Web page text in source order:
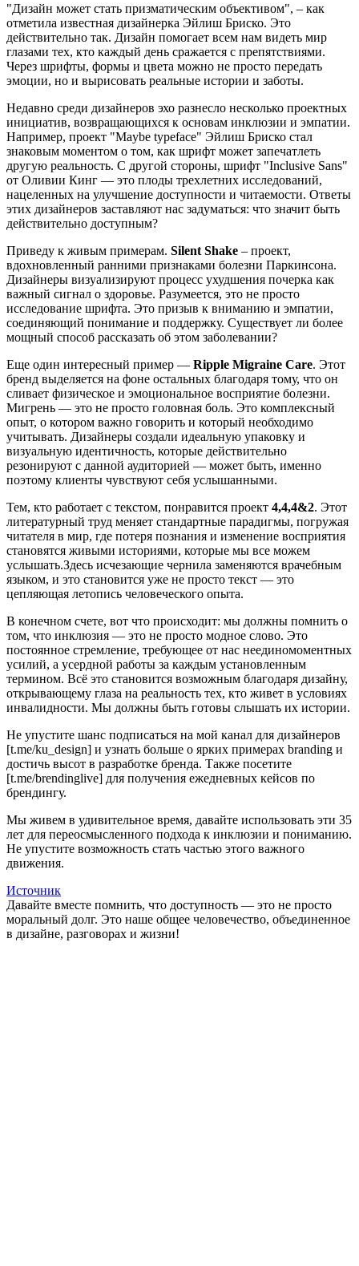
"Дизайн может стать призматическим объективом", – как
отметила известная дизайнерка Эйлиш Бриско. Это
действительно так. Дизайн помогает всем нам видеть мир
глазами тех, кто каждый день сражается с препятствиями.
Через шрифты, формы и цвета можно не просто передать
эмоции, но и вырисовать реальные истории и заботы.
Недавно среди дизайнеров эхо разнесло несколько проектных
инициатив, возвращающихся к основам инклюзии и эмпатии.
Например, проект "Maybe typeface" Эйлиш Бриско стал
знаковым моментом о том, как шрифт может запечатлеть
другую реальность. С другой стороны, шрифт "Inclusive Sans"
от Оливии Кинг — это плоды трехлетних исследований,
нацеленных на улучшение доступности и читаемости. Ответы
этих дизайнеров заставляют нас задуматься: что значит быть
действительно доступным?
Приведу к живым примерам. Silent Shake – проект,
вдохновленный ранними признаками болезни Паркинсона.
Дизайнеры визуализируют процесс ухудшения почерка как
важный сигнал о здоровье. Разумеется, это не просто
исследование шрифта. Это призыв к вниманию и эмпатии,
соединяющий понимание и поддержку. Существует ли более
мощный способ рассказать об этом заболевании?
Еще один интересный пример — Ripple Migraine Care. Этот
бренд выделяется на фоне остальных благодаря тому, что он
сливает физическое и эмоциональное восприятие болезни.
Мигрень — это не просто головная боль. Это комплексный
опыт, о котором важно говорить и который необходимо
учитывать. Дизайнеры создали идеальную упаковку и
визуальную идентичность, которые действительно
резонируют с данной аудиторией — может быть, именно
поэтому клиенты чувствуют себя услышанными.
Тем, кто работает с текстом, понравится проект 4,4,4&2. Этот
литературный труд меняет стандартные парадигмы, погружая
читателя в мир, где потеря познания и изменение восприятия
становятся живыми историями, которые мы все можем
услышать.Здесь исчезающие чернила заменяются врачебным
языком, и это становится уже не просто текст — это
цепляющая летопись человеческого опыта.
В конечном счете, вот что происходит: мы должны помнить о
том, что инклюзия — это не просто модное слово. Это
постоянное стремление, требующее от нас неединомоментных
усилий, а усердной работы за каждым установленным
термином. Всё это становится возможным благодаря дизайну,
открывающему глаза на реальность тех, кто живет в условиях
инвалидности. Мы должны быть готовы слышать их истории.
Не упустите шанс подписаться на мой канал для дизайнеров
[t.me/ku_design] и узнать больше о ярких примерах branding и
достичь высот в разработке бренда. Также посетите
[t.me/brendinglive] для получения ежедневных кейсов по
брендингу.
Мы живем в удивительное время, давайте использовать эти 35
лет для переосмысленного подхода к инклюзии и пониманию.
Не упустите возможность стать частью этого важного
движения.
Источник
Давайте вместе помнить, что доступность — это не просто
моральный долг. Это наше общее человечество, объединенное
в дизайне, разговорах и жизни!